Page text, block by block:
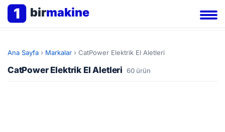
1 birmakine
Ana Sayfa › Markalar › CatPower Elektrik El Aletleri
CatPower Elektrik El Aletleri 60 ürün